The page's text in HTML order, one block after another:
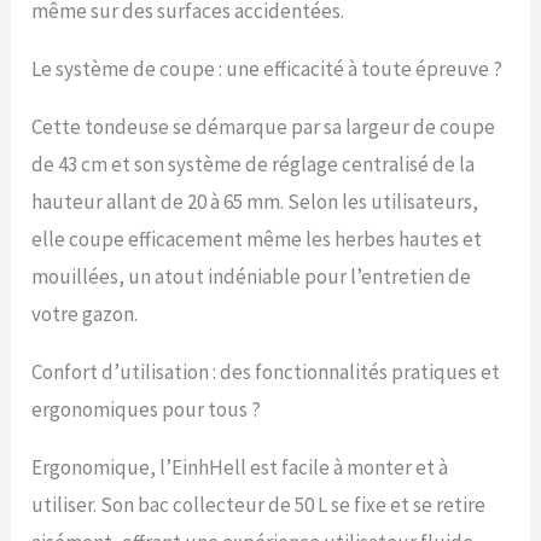
clips de blocage rapide,
et permet de tondre
conservant une posture
confortable. Roues de
type « buggy » – Les
grandes roues arrière en
plastique préservent le
maniement. Bac
plastique et nylon peut
contenir jusqu’à 50 L
d’herbe coupée. Son
remplissage permet de
doit être vidé.
Rangement rapide –
même sur des surfaces accidentées.
Le système de coupe : une efficacité à toute épreuve ?
Cette tondeuse se démarque par sa largeur de coupe
de 43 cm et son système de réglage centralisé de la
hauteur allant de 20 à 65 mm. Selon les utilisateurs,
elle coupe efficacement même les herbes hautes et
mouillées, un atout indéniable pour l’entretien de
votre gazon.
Confort d’utilisation : des fonctionnalités pratiques et
ergonomiques pour tous ?
Ergonomique, l’EinhHell est facile à monter et à
utiliser. Son bac collecteur de 50 L se fixe et se retire